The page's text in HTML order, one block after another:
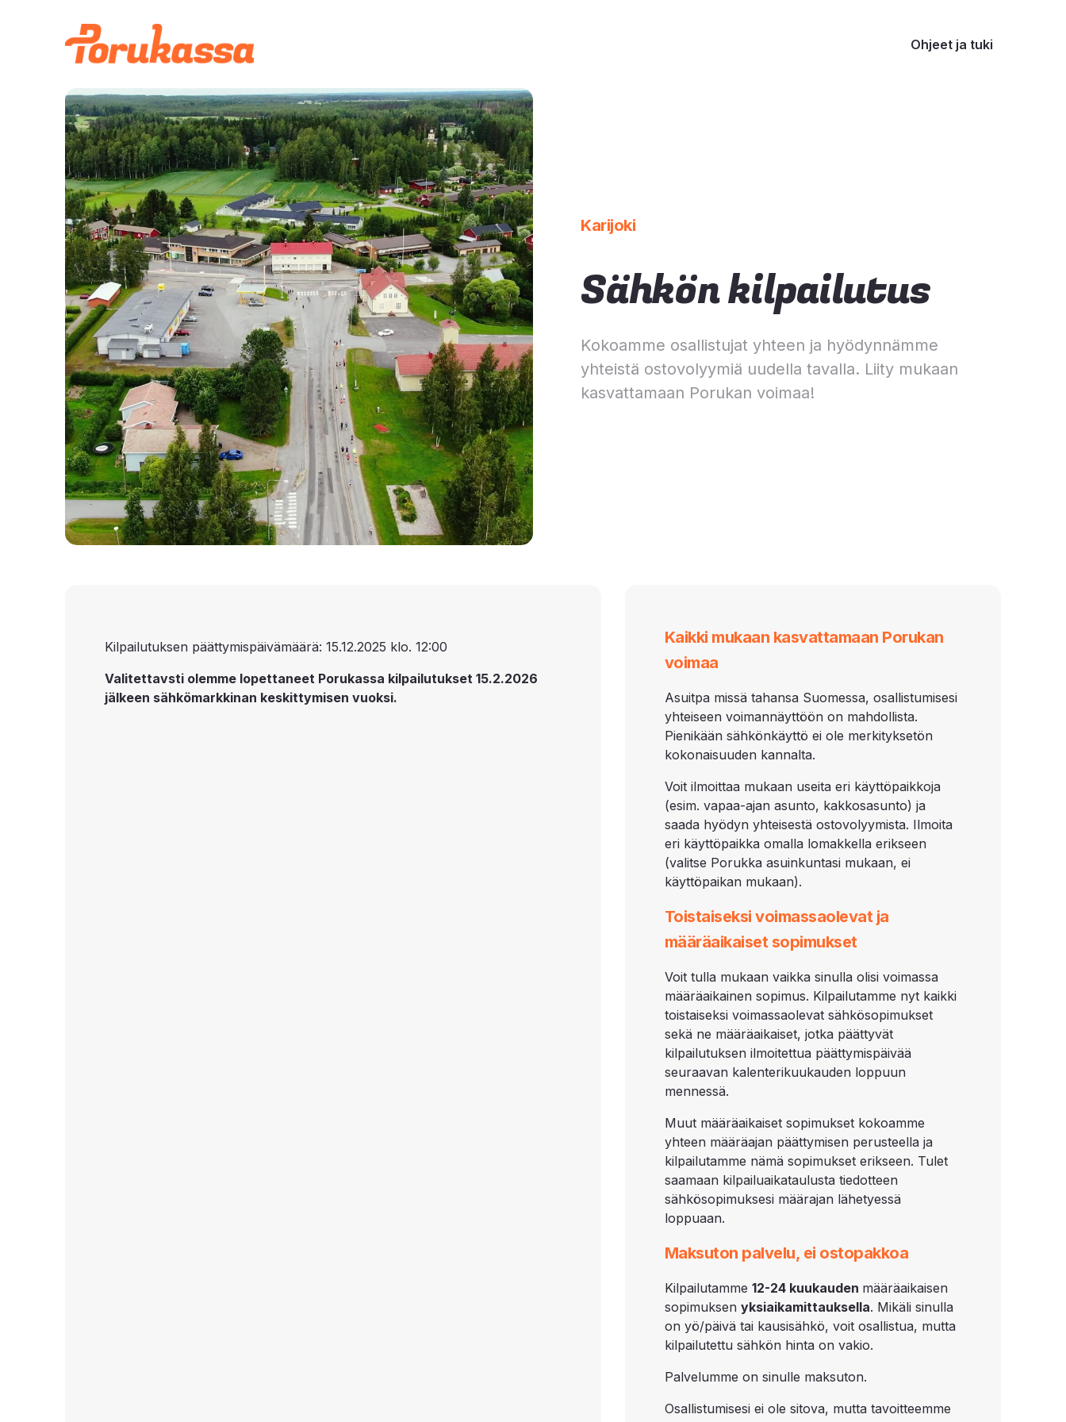
Ohjeet ja tuki
Karijoki
Sähkön kilpailutus
Kokoamme osallistujat yhteen ja hyödynnämme
yhteistä ostovolyymiä uudella tavalla. Liity mukaan
kasvattamaan Porukan voimaa!
Kilpailutuksen päättymispäivämäärä: 15.12.2025 klo. 12:00
Valitettavsti olemme lopettaneet Porukassa kilpailutukset 15.2.2026
jälkeen sähkömarkkinan keskittymisen vuoksi.
Kaikki mukaan kasvattamaan Porukan
voimaa
Asuitpa missä tahansa Suomessa, osallistumisesi
yhteiseen voimannäyttöön on mahdollista.
Pienikään sähkönkäyttö ei ole merkityksetön
kokonaisuuden kannalta.
Voit ilmoittaa mukaan useita eri käyttöpaikkoja
(esim. vapaa-ajan asunto, kakkosasunto) ja
saada hyödyn yhteisestä ostovolyymista. Ilmoita
eri käyttöpaikka omalla lomakkella erikseen
(valitse Porukka asuinkuntasi mukaan, ei
käyttöpaikan mukaan).
Toistaiseksi voimassaolevat ja
määräaikaiset sopimukset
Voit tulla mukaan vaikka sinulla olisi voimassa
määräaikainen sopimus. Kilpailutamme nyt kaikki
toistaiseksi voimassaolevat sähkösopimukset
sekä ne määräaikaiset, jotka päättyvät
kilpailutuksen ilmoitettua päättymispäivää
seuraavan kalenterikuukauden loppuun
mennessä.
Muut määräaikaiset sopimukset kokoamme
yhteen määräajan päättymisen perusteella ja
kilpailutamme nämä sopimukset erikseen. Tulet
saamaan kilpailuaikataulusta tiedotteen
sähkösopimuksesi määrajan lähetyessä
loppuaan.
Maksuton palvelu, ei ostopakkoa
Kilpailutamme 12-24 kuukauden määräaikaisen
sopimuksen yksiaikamittauksella. Mikäli sinulla
on yö/päivä tai kausisähkö, voit osallistua, mutta
kilpailutettu sähkön hinta on vakio.
Palvelumme on sinulle maksuton.
Osallistumisesi ei ole sitova, mutta tavoitteemme